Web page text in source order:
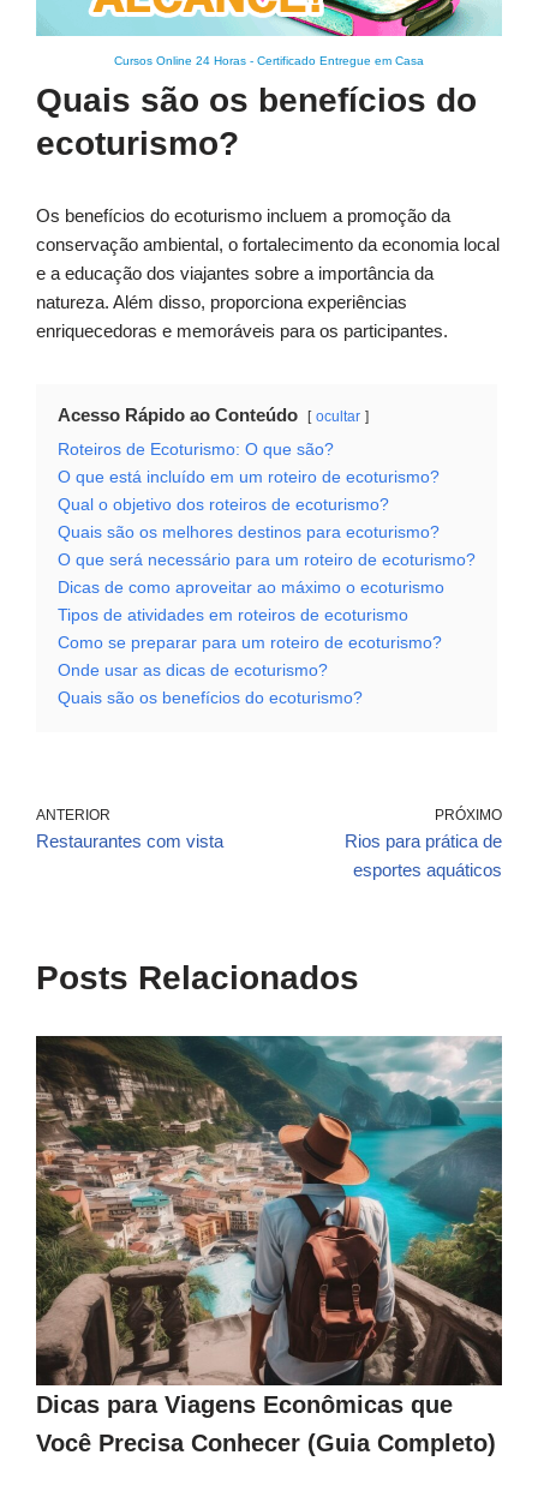
Cursos Online 24 Horas - Certificado Entregue em Casa
Quais são os benefícios do
ecoturismo?
Os benefícios do ecoturismo incluem a promoção da
conservação ambiental, o fortalecimento da economia local
e a educação dos viajantes sobre a importância da
natureza. Além disso, proporciona experiências
enriquecedoras e memoráveis para os participantes.
Acesso Rápido ao Conteúdo ocultar
Roteiros de Ecoturismo: O que são?
O que está incluído em um roteiro de ecoturismo?
Qual o objetivo dos roteiros de ecoturismo?
Quais são os melhores destinos para ecoturismo?
O que será necessário para um roteiro de ecoturismo?
Dicas de como aproveitar ao máximo o ecoturismo
Tipos de atividades em roteiros de ecoturismo
Como se preparar para um roteiro de ecoturismo?
Onde usar as dicas de ecoturismo?
Quais são os benefícios do ecoturismo?
ANTERIOR
Restaurantes com vista
PRÓXIMO
Rios para prática de
esportes aquáticos
Posts Relacionados
Dicas para Viagens Econômicas que
Você Precisa Conhecer (Guia Completo)